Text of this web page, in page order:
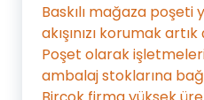
Baskılı mağaza poşeti
akışınızı korumak
Poşet olarak
ambalaj stoklarına